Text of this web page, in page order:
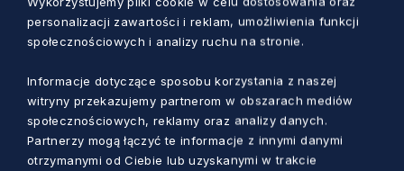
personalizacji zawartości i reklam, umożliwienia funkcji
społecznościowych i analizy ruchu na stronie.
Informacje dotyczące sposobu korzystania z naszej
witryny przekazujemy partnerom w obszarach mediów
społecznościowych, reklamy oraz analizy danych.
Partnerzy mogą łączyć te informacje z innymi danymi
otrzymanymi od Ciebie lub uzyskanymi w trakcie